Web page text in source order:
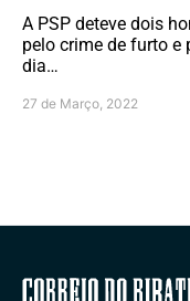
A PSP deteve dois
pelo crime de furto e
dia…
27 de Março, 2022